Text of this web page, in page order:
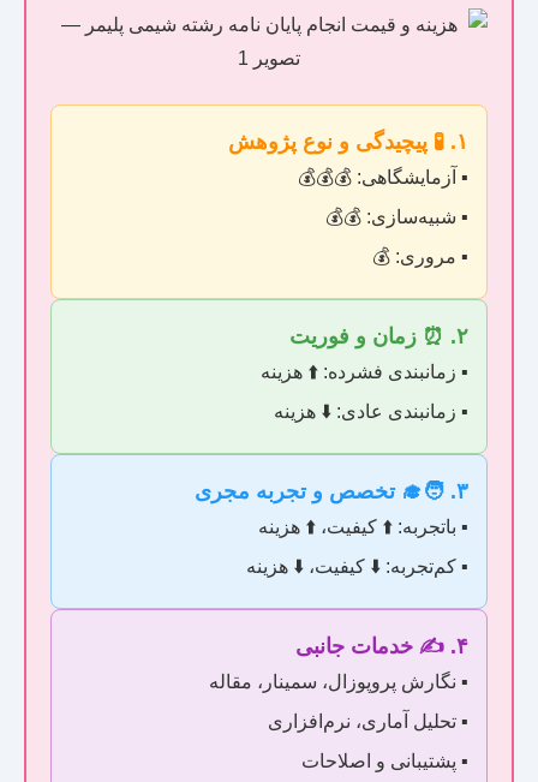
۱. 🧪 پیچیدگی و نوع پژوهش
▪️ آزمایشگاهی: 💰💰💰
▪️ شبیه‌سازی: 💰💰
▪️ مروری: 💰
۲. ⏰ زمان و فوریت
▪️ زمانبندی فشرده: ⬆️ هزینه
▪️ زمانبندی عادی: ⬇️ هزینه
۳. 🧑‍🎓 تخصص و تجربه مجری
▪️ باتجربه: ⬆️ کیفیت، ⬆️ هزینه
▪️ کم‌تجربه: ⬇️ کیفیت، ⬇️ هزینه
۴. ✍️ خدمات جانبی
▪️ نگارش پروپوزال، سمینار، مقاله
▪️ تحلیل آماری، نرم‌افزاری
▪️ پشتیبانی و اصلاحات